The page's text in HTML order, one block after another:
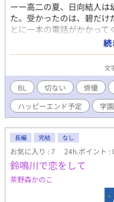
ーー高二の夏、日向結人は
た。受かったのは、碧だけ
とに一本の電話がかかっ
せんか」——国民的俳優に
して。 ■あらすじ 「お前
結人は幼馴染の鈴木碧を
た。付き添いのつもりで
だった。芸名は結人がつけ
と同時に、碧は都内へ。結
離。二人は三年間、一度も
夏。結人のスマホに、知ら
のマネージャーを名乗る男
ているようで」 条件は「住
と言うものだった。 三年
抱きしめて、こう言った
意味も深さも知らないまま
った友情。変わってしま
国民的俳優になった幼馴
続
文
BL 切ない 俳優
ハッピーエンド予定
学園
長編 完結 なし
お気に入り : 7 24h.ポイント :
鈴鳴川で恋をして
茶野森かのこ